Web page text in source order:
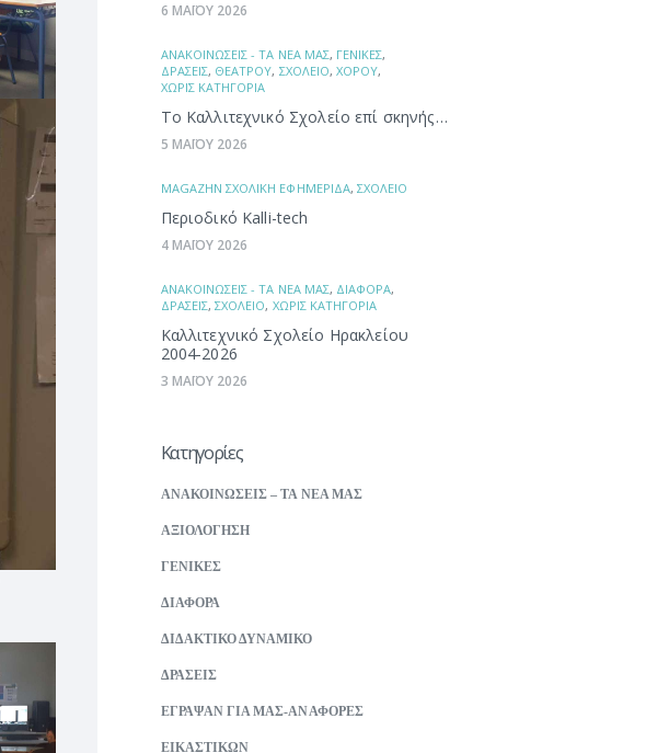
6 ΜΑΪΟΥ 2026
ΑΝΑΚΟΙΝΩΣΕΙΣ - ΤΑ ΝΕΑ ΜΑΣ, ΓΕΝΙΚΕΣ,
ΔΡΑΣΕΙΣ, ΘΕΑΤΡΟΥ, ΣΧΟΛΕΙΟ,ΧΟΡΟΥ,
ΧΩΡΙΣ ΚΑΤΗΓΟΡΙΑ
Το Καλλιτεχνικό Σχολείο επί σκηνής…
5 ΜΑΪΟΥ 2026
ΜAGAZHN ΣΧΟΛΙΚΗ ΕΦΗΜΕΡΙΔΑ,ΣΧΟΛΕΙΟ
Περιοδικό Kalli-tech
4 ΜΑΪΟΥ 2026
ΑΝΑΚΟΙΝΩΣΕΙΣ - ΤΑ ΝΕΑ ΜΑΣ, ΔΙΑΦΟΡΑ,
ΔΡΑΣΕΙΣ,ΣΧΟΛΕΙΟ, ΧΩΡΙΣ ΚΑΤΗΓΟΡΙΑ
Καλλιτεχνικό Σχολείο Ηρακλείου
2004-2026
3 ΜΑΪΟΥ 2026
Κατηγορίες
ΑΝΑΚΟΙΝΩΣΕΙΣ – ΤΑ ΝΕΑ ΜΑΣ
ΑΞΙΟΛΟΓΗΣΗ
ΓΕΝΙΚΕΣ
ΔΙΑΦΟΡΑ
ΔΙΔΑΚΤΙΚΟ ΔΥΝΑΜΙΚΟ
ΔΡΑΣΕΙΣ
ΕΓΡΑΨΑΝ ΓΙΑ ΜΑΣ-ΑΝΑΦΟΡΕΣ
ΕΙΚΑΣΤΙΚΩΝ